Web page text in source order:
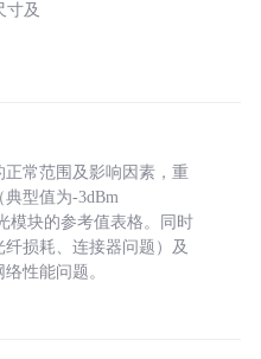
寸及
常范围及影响因素，重
型值为-3dBm
模块的参考值表格。同时
损耗、连接器问题）及
性能问题。